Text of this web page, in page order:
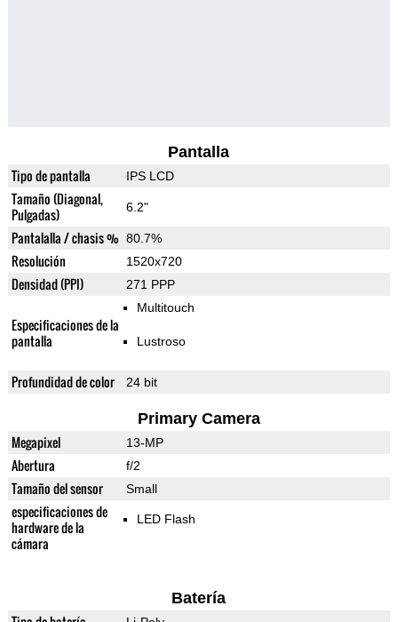
Pantalla
Tipo de pantalla IPS LCD
Tamaño (Diagonal,
Pulgadas)
6.2"
Pantalalla / chasis % 80.7%
Resolución 1520x720
Densidad (PPI) 271 PPP
Especificaciones de la
pantalla
Multitouch
Lustroso
Profundidad de color 24 bit
Primary Camera
Megapixel 13-MP
Abertura f/2
Tamaño del sensor Small
especificaciones de
hardware de la
cámara
LED Flash
Batería